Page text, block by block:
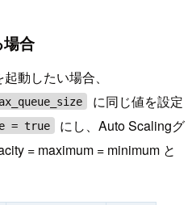
合
動したい場合、
に同じ値を設定
= true
にし、Auto Scalingグ
= maximum = minimum と